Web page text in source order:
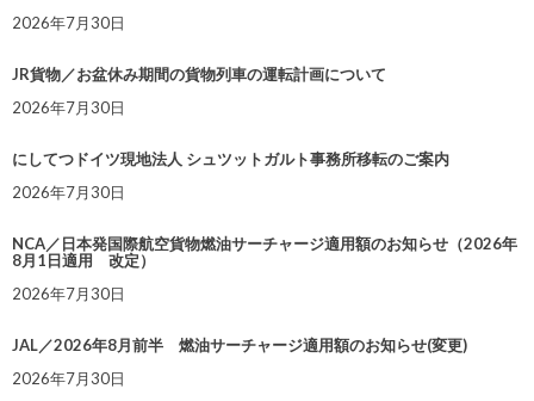
2026年7月30日
JR貨物／お盆休み期間の貨物列車の運転計画について
2026年7月30日
にしてつドイツ現地法人 シュツットガルト事務所移転のご案内
2026年7月30日
NCA／日本発国際航空貨物燃油サーチャージ適用額のお知らせ（2026年
8月1日適用 改定）
2026年7月30日
JAL／2026年8月前半 燃油サーチャージ適用額のお知らせ(変更)
2026年7月30日